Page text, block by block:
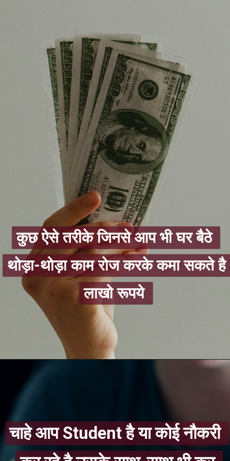
कुछ ऐसे तरीके जिनसे आप भी घर बैठे
थोड़ा-थोड़ा काम रोज करके कमा सकते है
लाखो रूपये
कुछ ऐसे तरीके जिनसे आप भी घर बैठे
थोड़ा-थोड़ा काम रोज करके कमा सकते है
लाखो रूपये
चाहे आप Student है या कोई नौकरी
चाहे आप Student है या कोई नौकरी